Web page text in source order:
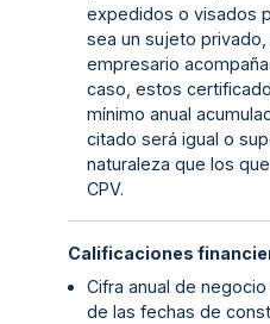
expedidos o visados
sea un sujeto
empresario
caso, estos
mínimo anual
citado será igual o
naturaleza que los
CPV.
Calificaciones
Cifra anual de
de las fechas de